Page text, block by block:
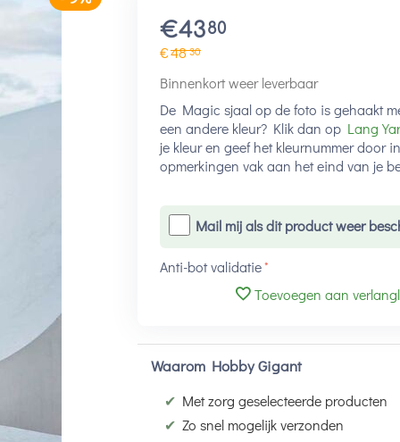
€4380
€4830
Binnenkort weer leverbaar
De Magic sjaal op de foto is gehaakt
een andere kleur? Klik dan op Lang
je kleur en geef het kleurnummer door
opmerkingen vak aan het eind van je
Mail mij als dit product weer
Anti-bot validatie
Toevoegen aan
Waarom Hobby Gigant
✔ Met zorg geselecteerde producten
✔ Zo snel mogelijk verzonden